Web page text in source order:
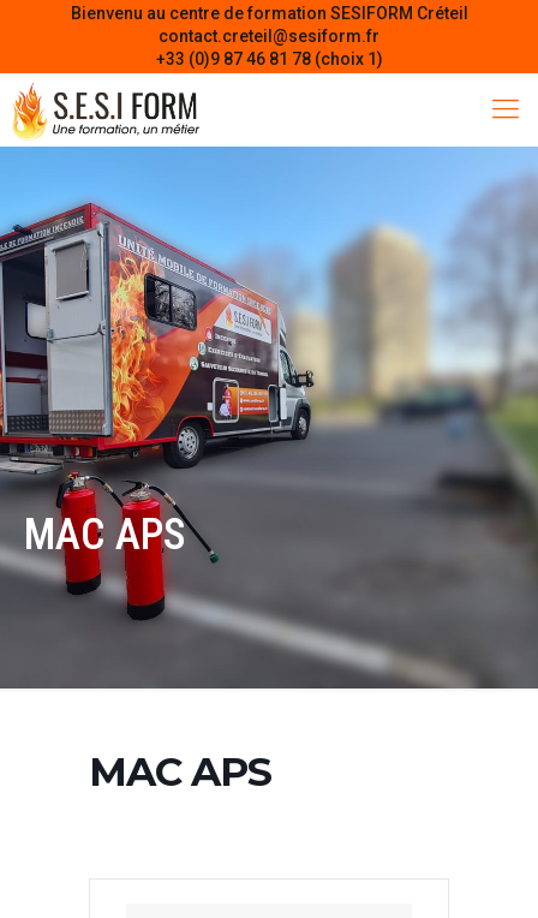
Bienvenu au centre de formation SESIFORM Créteil
contact.creteil@sesiform.fr
+33 (0)9 87 46 81 78 (choix 1)
MAC APS
MAC APS